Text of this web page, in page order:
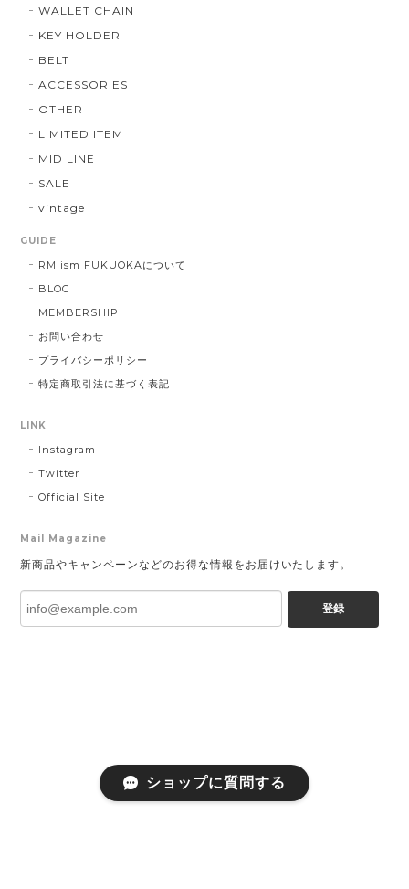
WALLET CHAIN
KEY HOLDER
BELT
ACCESSORIES
OTHER
LIMITED ITEM
MID LINE
SALE
vintage
GUIDE
RM ism FUKUOKAについて
BLOG
MEMBERSHIP
お問い合わせ
プライバシーポリシー
特定商取引法に基づく表記
LINK
Instagram
Twitter
Official Site
Mail Magazine
新商品やキャンペーンなどのお得な情報をお届けいたします。
登録
ショップに質問する